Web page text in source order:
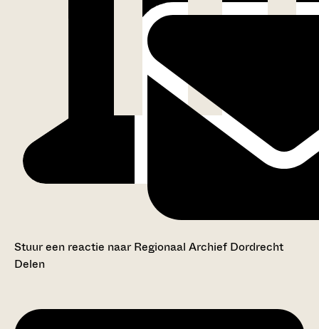
Stuur een reactie naar Regionaal Archief Dordrecht
Delen